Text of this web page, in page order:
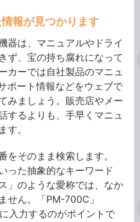
報が見つかります
器は、マニュアルやドライ
ず、宝の持ち腐れになって
カーでは自社製品のマニュ
ポート情報などをウェブで
みましょう。販売店やメー
するよりも、手早くマニュ
す。
そのまま検索します。
った抽象的なキーワード
」のような愛称では、なか
せん。「PM-700C」
入力するのがポイントで